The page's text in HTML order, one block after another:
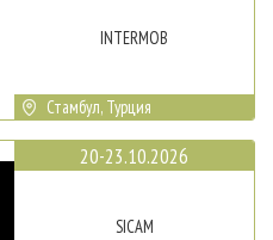
INTERMOB
Стамбул, Турция
20-23.10.2026
SICAM